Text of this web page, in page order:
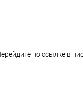
по ссылке в